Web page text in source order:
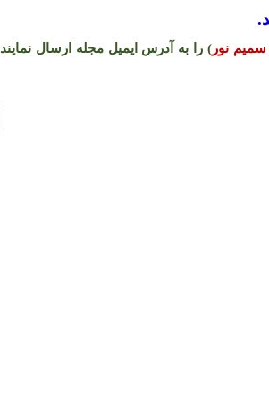
نور) را به آدرس ایمیل مجله ارسال نمایند